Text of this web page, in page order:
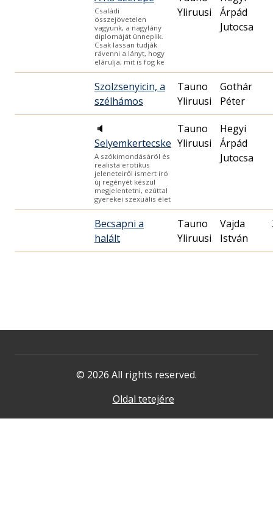
Családi
összejövetelen
vagyunk, a nagylány
diplomáját ünneplik.
Csak lassan tudják
rávenni a lányt, hogy
elárulja, mit is fog ke
Yliruusi
Árpád
Jutocsa
Szolzsenyicin, a
szélhámos
Tauno
Yliruusi
Gothár
Péter
🔈
Selyemkertecske
A szókimondásáról és
realista erotikus
jeleneteiről ismert író
új regényét készül
megjelentetni, ezúttal
gyerekei szexuális élet
Tauno
Yliruusi
Hegyi
Árpád
Jutocsa
Becsapni a
halált
Tauno
Yliruusi
Vajda
István
© 2026 All rights reserved.
Oldal tetejére